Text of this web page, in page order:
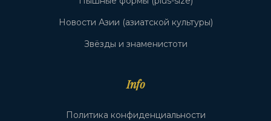
Новости Азии (азиатской культуры)
Звёзды и знаменистоти
Info
Политика конфиденциальности